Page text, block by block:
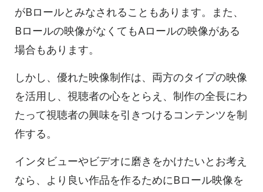
がBロールとみなされることもあります。また、
Bロールの映像がなくてもAロールの映像がある
場合もあります。
しかし、優れた映像制作は、両方のタイプの映像
を活用し、視聴者の心をとらえ、制作の全長にわ
たって視聴者の興味を引きつけるコンテンツを制
作する。
インタビューやビデオに磨きをかけたいとお考え
なら、より良い作品を作るためにBロール映像を